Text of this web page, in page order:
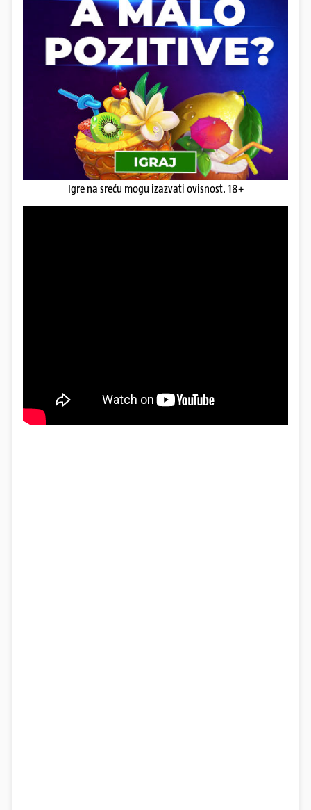
Igre na sreću mogu izazvati ovisnost. 18+